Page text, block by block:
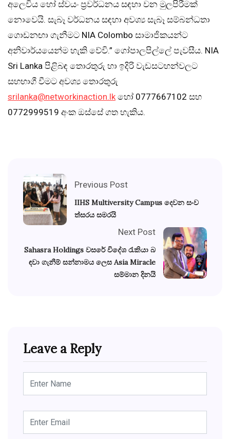
අලෙවිය හෝ ස්වයං ප්‍රවර්ධනය සඳහා වන මුලපිරීමක්
නොවෙයි. සැබෑ වර්ධනය සඳහා අවශ්‍ය සැබෑ සම්බන්ධතා
ගොඩනඟා ගැනීමට NIA Colombo සාමාජිකයන්ට
අනිවාර්යයෙන්ම හැකි වේවි.” ගෝපාලපිල්ලේ පැවසීය. NIA
Sri Lanka පිළිබඳ තොරතුරු හා ඉදිරි වැඩසටහන්වලට
සහභාගී වීමට අවශ්‍ය තොරතුරු
srilanka@networkinaction.lk හෝ 0777667102 සහ
0772999519 අංක ඔස්සේ ගත හැකිය.
Previous Post
IIHS Multiversity Campus දෙවන සංව
ත්සරය සමරයි
Next Post
Sahasra Holdings වසරේ විදේශ රැකියා බ
ඳවා ගැනීම් සන්නාමය ලෙස Asia Miracle
සම්මාන දිනයි
Leave a Reply